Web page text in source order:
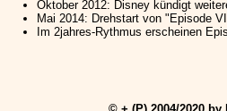
Oktober 2012: Disney kündigt
Mai 2014: Drehstart von "Episode
Im 2jahres-Rythmus erscheinen